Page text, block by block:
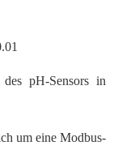
pH-Sensors in
um eine Modbus-